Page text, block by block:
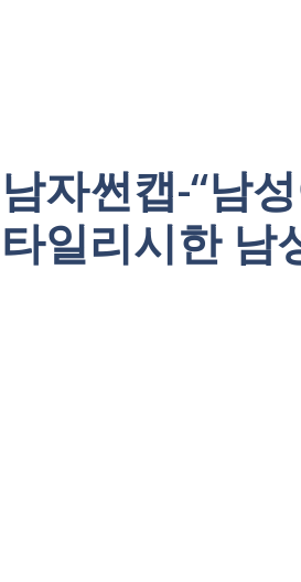
남자썬캡-“남
타일리시한 남